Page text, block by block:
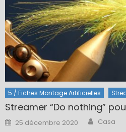
5 / Fiches Montage Artificielles
Streamer “Do nothing”
Posted
on
25 décembre 2020 Author
Casa